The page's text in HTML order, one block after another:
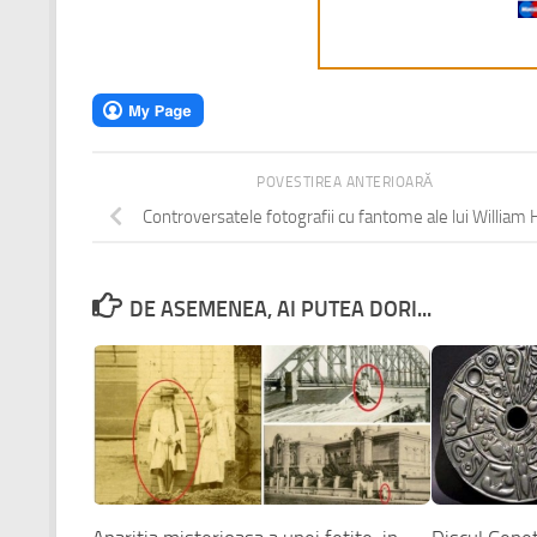
POVESTIREA ANTERIOARĂ
Controversatele fotografii cu fantome ale lui William
DE ASEMENEA, AI PUTEA DORI...